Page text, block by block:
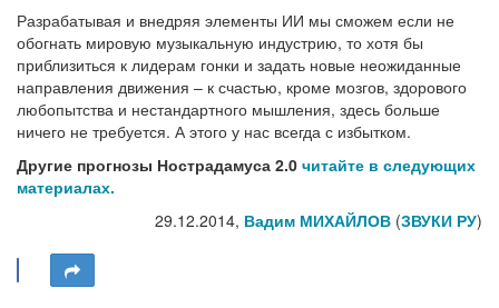
Разрабатывая и внедряя элементы ИИ мы сможем если не
обогнать мировую музыкальную индустрию, то хотя бы
приблизиться к лидерам гонки и задать новые неожиданные
направления движения – к счастью, кроме мозгов, здорового
любопытства и нестандартного мышления, здесь больше
ничего не требуется. А этого у нас всегда с избытком.
Другие прогнозы Нострадамуса 2.0 читайте в следующих
материалах.
29.12.2014, Вадим МИХАЙЛОВ (ЗВУКИ РУ)